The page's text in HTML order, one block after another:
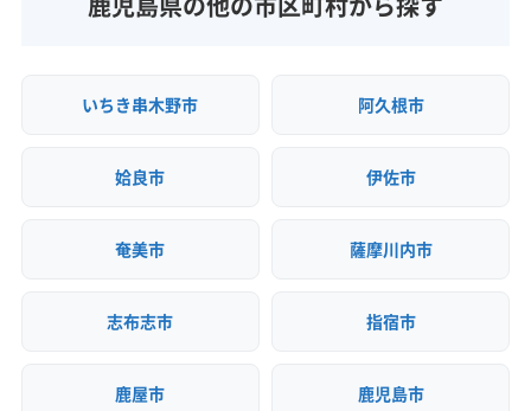
いちき串木野市 阿久根市
姶良市 伊佐市
奄美市 薩摩川内市
志布志市 指宿市
鹿屋市 鹿児島市